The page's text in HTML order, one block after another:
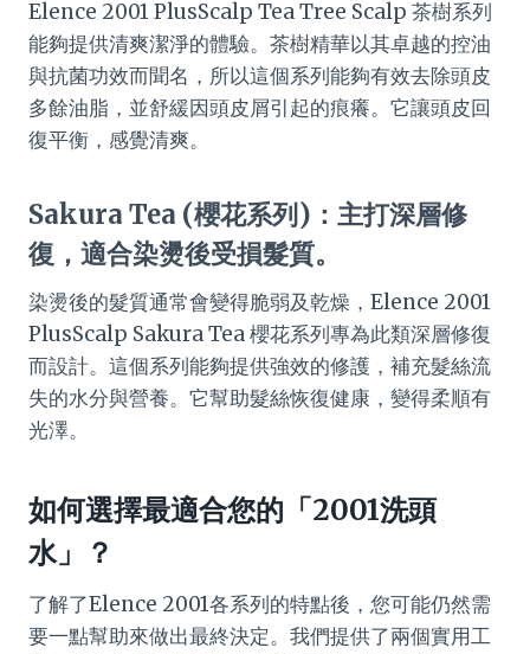
Elence 2001 PlusScalp Tea Tree Scalp 茶樹系列
能夠提供清爽潔淨的體驗。茶樹精華以其卓越的控油
與抗菌功效而聞名，所以這個系列能夠有效去除頭皮
多餘油脂，並舒緩因頭皮屑引起的痕癢。它讓頭皮回
復平衡，感覺清爽。
Sakura Tea (櫻花系列)：主打深層修
復，適合染燙後受損髮質。
染燙後的髮質通常會變得脆弱及乾燥，Elence 2001
PlusScalp Sakura Tea 櫻花系列專為此類深層修復
而設計。這個系列能夠提供強效的修護，補充髮絲流
失的水分與營養。它幫助髮絲恢復健康，變得柔順有
光澤。
如何選擇最適合您的「2001洗頭
水」？
了解了Elence 2001各系列的特點後，您可能仍然需
要一點幫助來做出最終決定。我們提供了兩個實用工